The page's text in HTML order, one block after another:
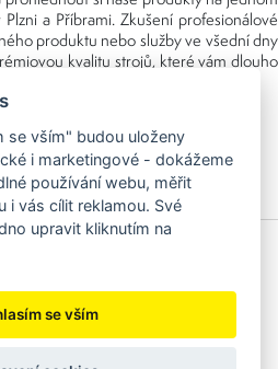
a Příbrami. Zkušení profesionálové
produktu nebo služby ve všední dny
kvalitu strojů, které vám dlouho
v zaměstnání.
se vším" budou uloženy
i marketingové - dokážeme
používání webu, měřit
i vás cílit reklamou. Své
upravit kliknutím na
se vším